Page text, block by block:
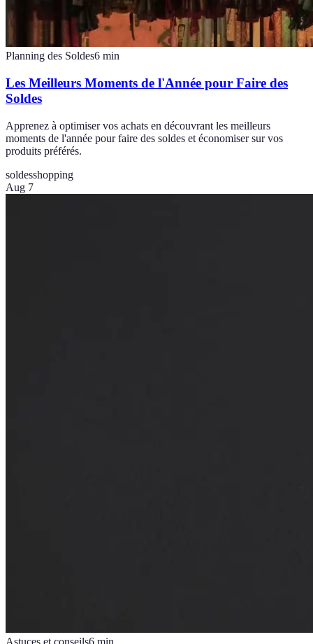
Planning des Soldes6 min
Les Meilleurs Moments de l'Année pour Faire des
Soldes
Apprenez à optimiser vos achats en découvrant les meilleurs
moments de l'année pour faire des soldes et économiser sur vos
produits préférés.
soldesshopping
Aug 7
Astuces et conseils6 min